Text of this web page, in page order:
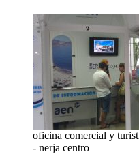
oficina comercial y
- nerja centro